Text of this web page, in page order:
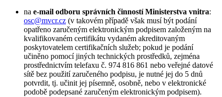
na e-mail odboru správních činností Ministerstva vnitra:
osc@mvcr.cz (v takovém případě však musí být podání
opatřeno zaručeným elektronickým podpisem založeným na
kvalifikovaném certifikátu vydaném akreditovaným
poskytovatelem certifikačních služeb; pokud je podání
učiněno pomocí jiných technických prostředků, zejména
prostřednictvím telefaxu č. 974 816 861 nebo veřejné datové
sítě bez použití zaručeného podpisu, je nutné jej do 5 dnů
potvrdit, tj. učinit jej písemně, osobně, nebo v elektronické
podobě podepsané zaručeným elektronickým podpisem).